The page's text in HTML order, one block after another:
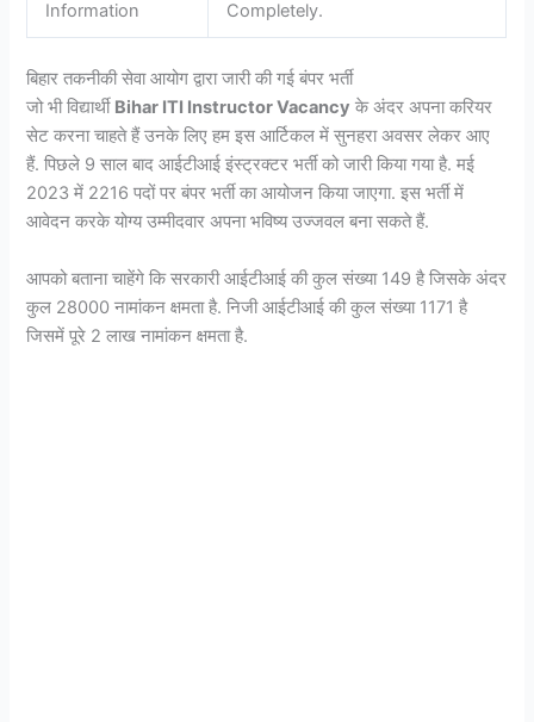
Information Completely.
बिहार तकनीकी सेवा आयोग द्वारा जारी की गई बंपर भर्ती
जो भी विद्यार्थी Bihar ITI Instructor Vacancy के अंदर अपना करियर
सेट करना चाहते हैं उनके लिए हम इस आर्टिकल में सुनहरा अवसर लेकर आए
हैं. पिछले 9 साल बाद आईटीआई इंस्ट्रक्टर भर्ती को जारी किया गया है. मई
2023 में 2216 पदों पर बंपर भर्ती का आयोजन किया जाएगा. इस भर्ती में
आवेदन करके योग्य उम्मीदवार अपना भविष्य उज्जवल बना सकते हैं.
आपको बताना चाहेंगे कि सरकारी आईटीआई की कुल संख्या 149 है जिसके अंदर
कुल 28000 नामांकन क्षमता है. निजी आईटीआई की कुल संख्या 1171 है
जिसमें पूरे 2 लाख नामांकन क्षमता है.